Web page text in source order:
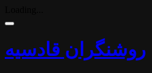
روشنگران قادسیه